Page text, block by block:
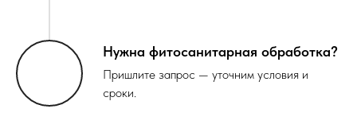
Нужна фитосанитарная обработка?
Пришлите запрос — уточним условия и
сроки.